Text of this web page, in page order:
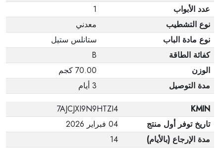
عدد الأبواب
1
نوع التشطيب
معدني
نوع مادة الباب
ستانلس ستيل
كفائة الطاقة
B
الوزن
70.00 كجم
مدة التوصيل
3 أيام
KMIN
7AJCJXI9N9HTZI4
تاريخ توفر أول منتج
04 فبراير 2026
مدة الإرجاع (بالأيام)
14